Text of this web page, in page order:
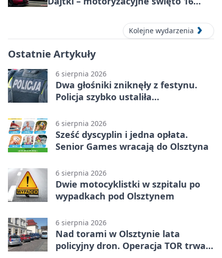
Kolejne wydarzenia
Ostatnie Artykuły
6 sierpnia 2026
Dwa głośniki zniknęły z festynu.
Policja szybko ustaliła
6 sierpnia 2026
Sześć dyscyplin i jedna opłata.
Senior Games wracają do Olsztyna
6 sierpnia 2026
Dwie motocyklistki w szpitalu po
wypadkach pod Olsztynem
6 sierpnia 2026
Nad torami w Olsztynie lata
policyjny dron. Operacja TOR trwa